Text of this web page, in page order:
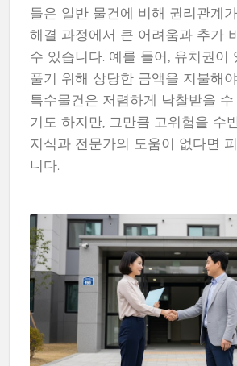
들은 일반 물건에 비해 권리관계
해결 과정에서 큰 어려움과 추가
수 있습니다. 예를 들어, 유치권이
풀기 위해 상당한 금액을 지불해
특수물건은 저렴하게 낙찰받을
기도 하지만, 그만큼 고위험을 수
지식과 전문가의 도움이 없다면
니다.